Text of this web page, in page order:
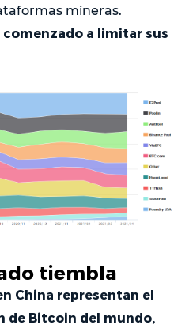
mineras.
comenzado a limitar sus
tiembla
China representan el
de Bitcoin del mundo,